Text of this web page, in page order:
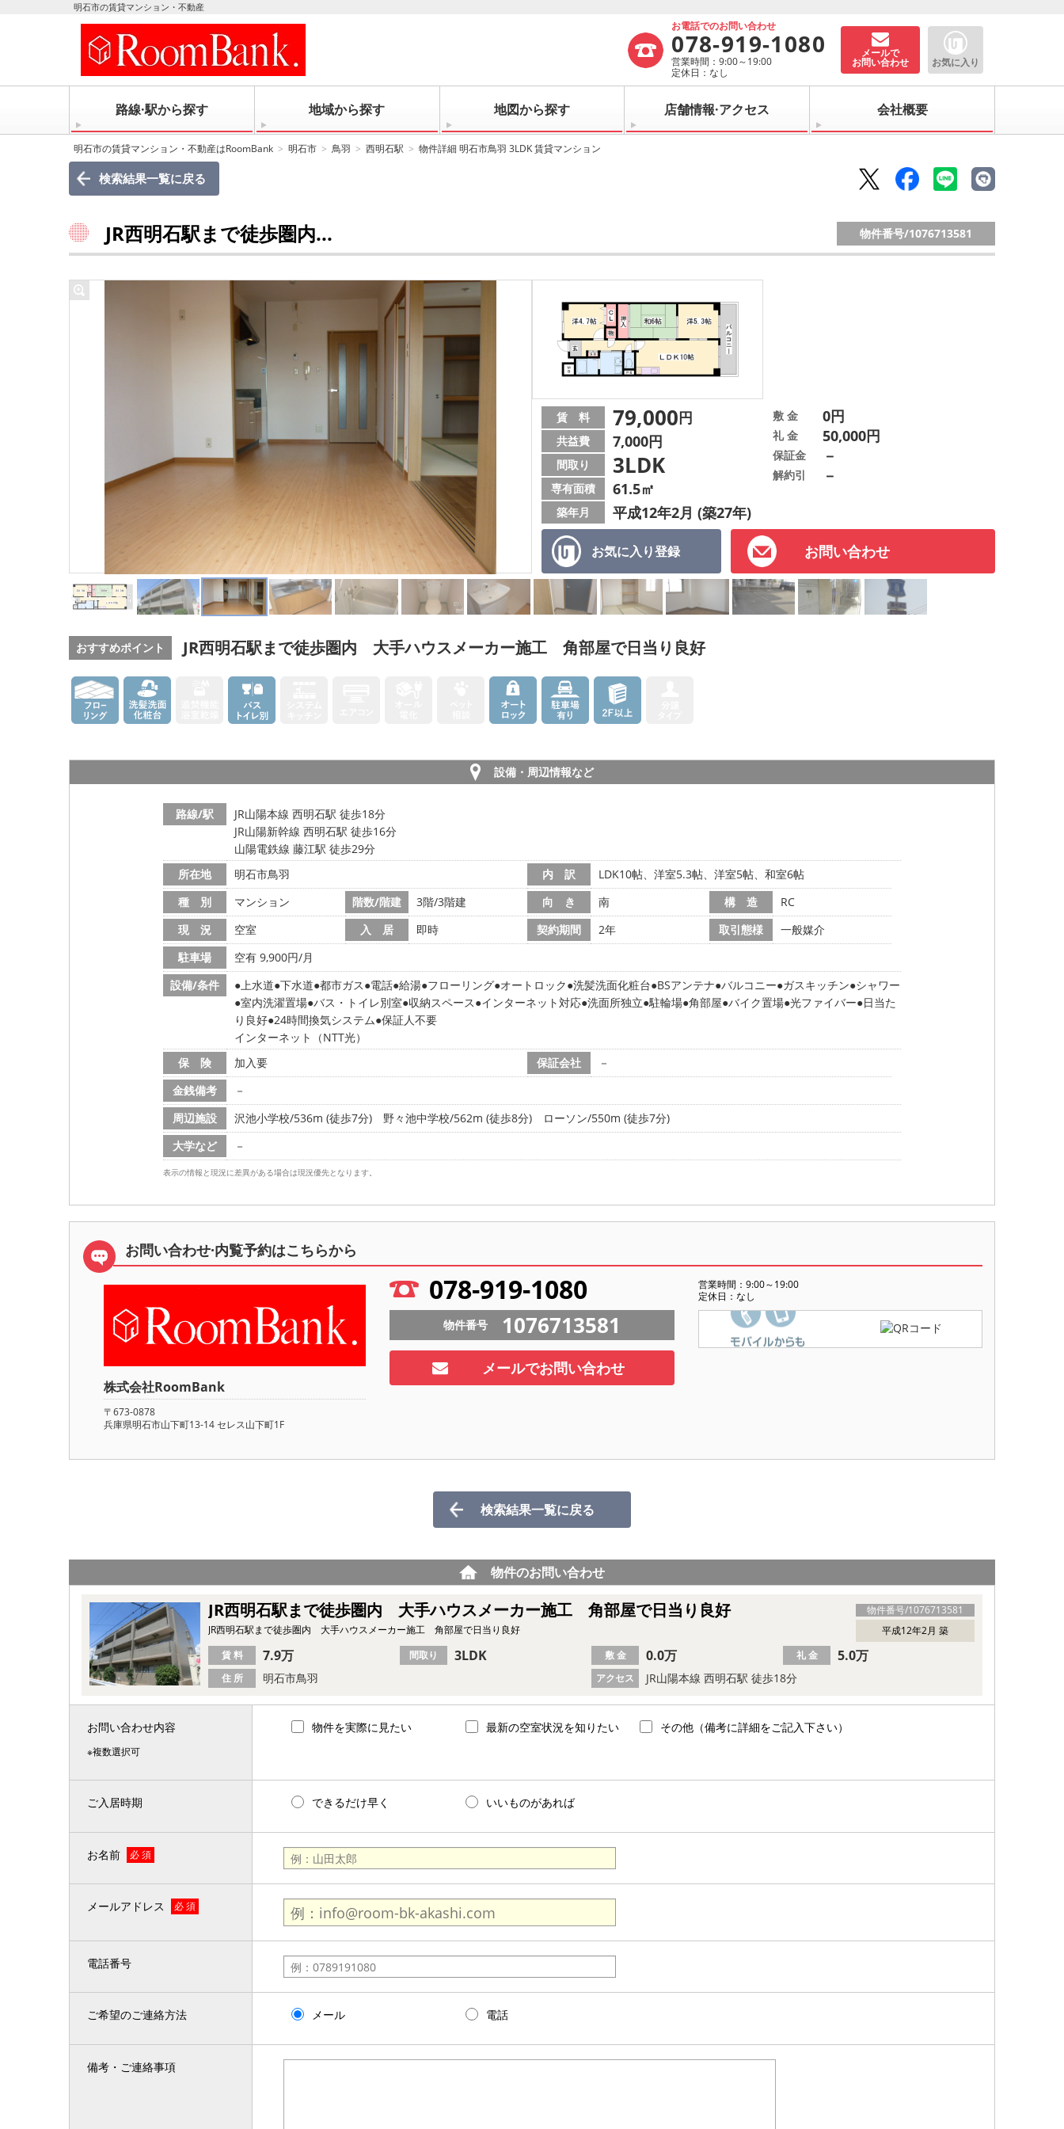
明石市の賃貸マンション・不動産
お電話でのお問い合わせ
078-919-1080
営業時間：9:00～19:00
定休日：なし
メールで
お問い合わせ お気に入り
路線·駅から探す 地域から探す 地図から探す 店舗情報·アクセス 会社概要
明石市の賃貸マンション・不動産はRoomBank 明石市 鳥羽 西明石駅 物件詳細 明石市鳥羽 3LDK 賃貸マンション
検索結果一覧に戻る
JR西明石駅まで徒歩圏内... 物件番号/1076713581
お気に入り登録 お問い合わせ
賃 料 79,000円
共益費 7,000円
間取り 3LDK
専有面積 61.5㎡
築年月 平成12年2月 (築27年)
敷 金 0円
礼 金 50,000円
保証金 －
解約引 －
おすすめポイント JR西明石駅まで徒歩圏内 大手ハウスメーカー施工 角部屋で日当り良好
設備・周辺情報など
路線/駅
JR山陽本線 西明石駅 徒歩18分
JR山陽新幹線 西明石駅 徒歩16分
山陽電鉄線 藤江駅 徒歩29分
所在地
明石市鳥羽 内 訳
LDK10帖、洋室5.3帖、洋室5帖、和室6帖
種 別
マンション 階数/階建 3階/3階建 向 き 南 構 造
RC
現 況
空室 入 居 即時 契約期間 2年 取引態様
一般媒介
駐車場
空有 9,900円/月
設備/条件
上水道 下水道 都市ガス 電話 給湯 フローリング オートロック 洗髪洗面化粧台 BSアンテナ バルコニー ガスキッチン シャワー
室内洗濯置場 バス・トイレ別室 収納スペース インターネット対応 洗面所独立 駐輪場 角部屋 バイク置場 光ファイバー 日当た
り良好 24時間換気システム 保証人不要
インターネット（NTT光）
保 険
加入要 保証会社
－
金銭備考
－
周辺施設
沢池小学校/536m (徒歩7分) 野々池中学校/562m (徒歩8分)
ローソン/550m (徒歩7分)
大学など
－
表示の情報と現況に差異がある場合は現況優先となります。
お問い合わせ·内覧予約はこちらから
株式会社RoomBank
〒673-0878
兵庫県明石市山下町13-14 セレス山下町1F
078-919-1080
営業時間：9:00～19:00
定休日：なし
物件番号 1076713581
メールでお問い合わせ
検索結果一覧に戻る
物件のお問い合わせ
物件番号/1076713581
JR西明石駅まで徒歩圏内 大手ハウスメーカー施工 角部屋で日当り良好
平成12年2月 築
JR西明石駅まで徒歩圏内 大手ハウスメーカー施工 角部屋で日当り良好
住 所 明石市鳥羽 アクセス JR山陽本線 西明石駅 徒歩18分
賃 料 7.9万 間取り 3LDK 敷 金 0.0万 礼 金 5.0万
お問い合わせ内容
※複数選択可
物件を実際に見たい 最新の空室状況を知りたい その他（備考に詳細をご記入下さい）
ご入居時期 できるだけ早く いいものがあれば
お名前 必 須
メールアドレス 必 須
電話番号
ご希望のご連絡方法 メール 電話
備考・ご連絡事項